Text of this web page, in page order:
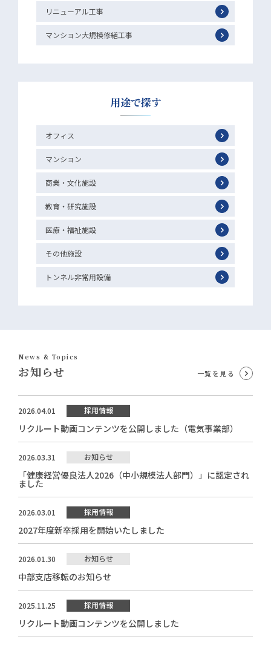
リニューアル工事
マンション大規模修繕工事
用途で探す
オフィス
マンション
商業・文化施設
教育・研究施設
医療・福祉施設
その他施設
トンネル非常用設備
News & Topics
お知らせ 一覧を見る
2026.04.01 採用情報
リクルート動画コンテンツを公開しました（電気事業部）
2026.03.31 お知らせ
「健康経営優良法人2026（中小規模法人部門）」に認定され
ました
2026.03.01 採用情報
2027年度新卒採用を開始いたしました
2026.01.30 お知らせ
中部支店移転のお知らせ
2025.11.25 採用情報
リクルート動画コンテンツを公開しました